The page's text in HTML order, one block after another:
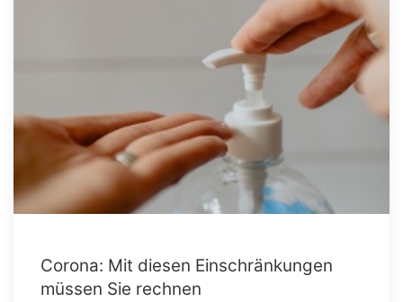
Corona: Mit diesen Einschränkungen
müssen Sie rechnen